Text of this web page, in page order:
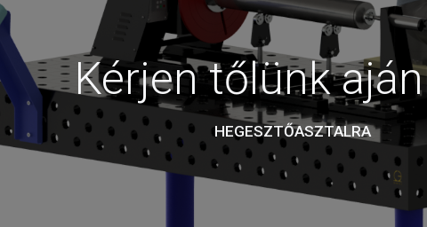
Kérjen tőlünk
HEGESZTŐASZTALRA